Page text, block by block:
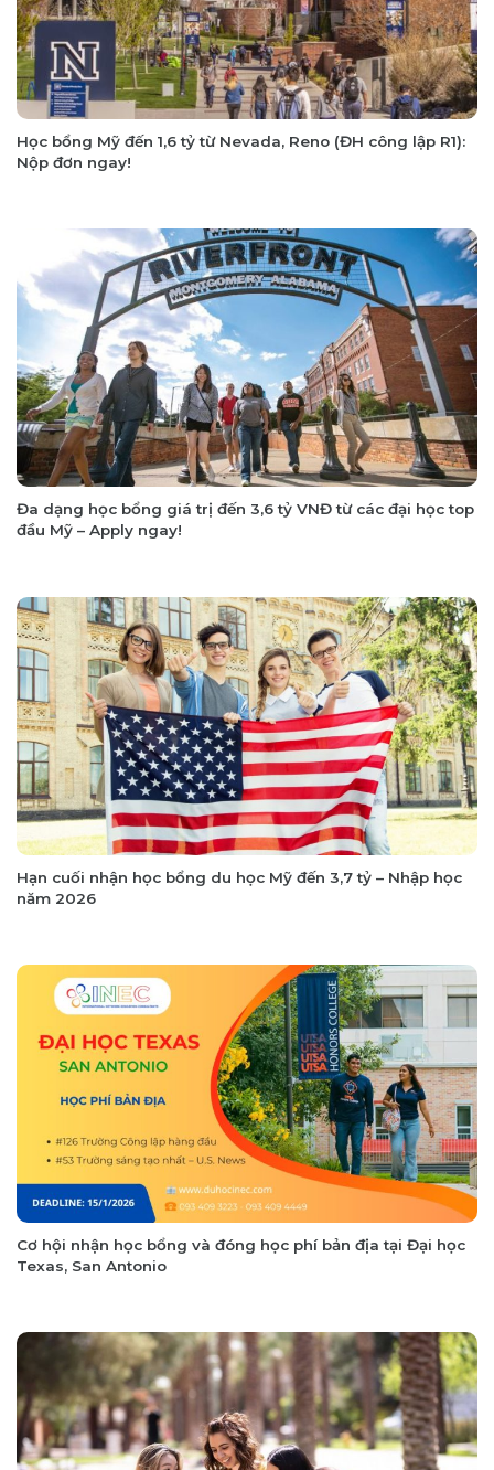
Học bổng Mỹ đến 1,6 tỷ từ Nevada, Reno (ĐH công lập R1):
Nộp đơn ngay!
Đa dạng học bổng giá trị đến 3,6 tỷ VNĐ từ các đại học top
đầu Mỹ – Apply ngay!
Hạn cuối nhận học bổng du học Mỹ đến 3,7 tỷ – Nhập học
năm 2026
Cơ hội nhận học bổng và đóng học phí bản địa tại Đại học
Texas, San Antonio